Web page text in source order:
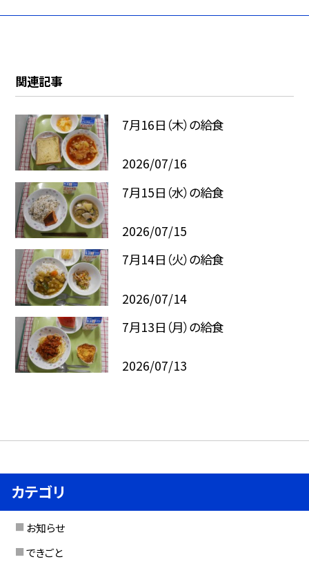
関連記事
7月16日（木）の給食
2026/07/16
7月15日（水）の給食
2026/07/15
7月14日（火）の給食
2026/07/14
7月13日（月）の給食
2026/07/13
カテゴリ
お知らせ
できごと